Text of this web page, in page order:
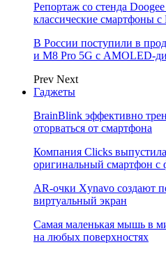
Репортаж со стенда
классические смартфоны
В России поступили в
и M8 Pro 5G с AMOLED-
Prev Next
Гаджеты
BrainBlink эффективно
оторваться от смартфона
Компания Clicks
оригинальный смартфон с
AR-очки Xynavo создают
виртуальный экран
Самая маленькая мышь в
на любых поверхностях